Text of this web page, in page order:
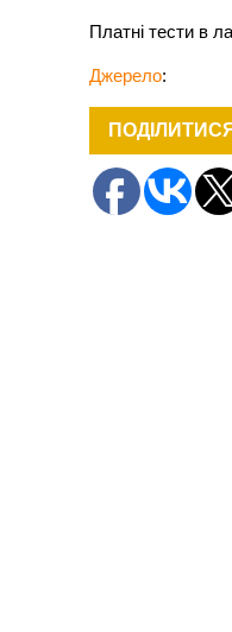
Платні тести в
Джерело: